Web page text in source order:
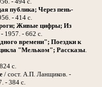
публика; Через пень-
- 414 с.
Живые цифры; Из
- 1957. - 662 с.
времени"; Поездки к
"Мельком"; Рассказы.
с.
/ сост. А.П. Ланщиков. -
- 384 с.